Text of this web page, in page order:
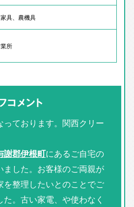
具、農機具
所
コメント
っております。関西クリー
謝郡伊根町にあるご自宅の
ました。お客様のご両親が
を整理したいとのことでご
。古い家電、や使わなく